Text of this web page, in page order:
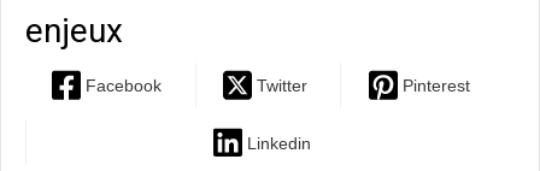
enjeux
Facebook Twitter Pinterest
Linkedin